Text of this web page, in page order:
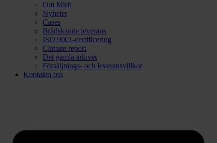
Om Mirit
Nyheter
Cases
Brådskande leverans
ISO 9001-certificering
Climate report
Det gamla arkivet
Försäljnings- och leveransvillkor
Kontakta oss